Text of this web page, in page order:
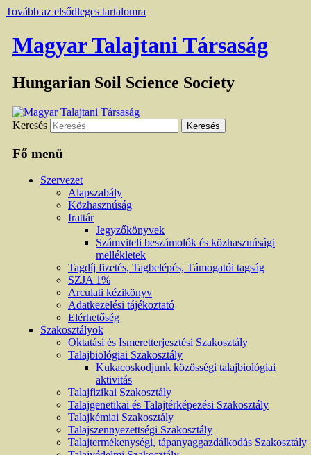
Tovább az elsődleges tartalomra
Magyar Talajtani Társaság
Hungarian Soil Science Society
Keresés
Fő menü
Szervezet
Alapszabály
Közhasznúság
Irattár
Jegyzőkönyvek
Számviteli beszámolók és közhasznúsági
mellékletek
Tagdíj fizetés, Tagbelépés, Támogatói tagság
SZJA 1%
Arculati kézikönyv
Adatkezelési tájékoztató
Elérhetőség
Szakosztályok
Oktatási és Ismeretterjesztési Szakosztály
Talajbiológiai Szakosztály
Kukacoskodjunk közösségi talajbiológiai
aktivitás
Talajfizikai Szakosztály
Talajgenetikai és Talajtérképezési Szakosztály
Talajkémiai Szakosztály
Talajszennyezettségi Szakosztály
Talajtermékenységi, tápanyaggazdálkodás Szakosztály